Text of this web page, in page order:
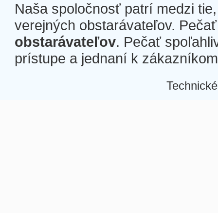
Naša spoločnosť patrí medzi
verejných obstarávateľov.
obstarávateľov. Pečať
prístupe a jednaní k